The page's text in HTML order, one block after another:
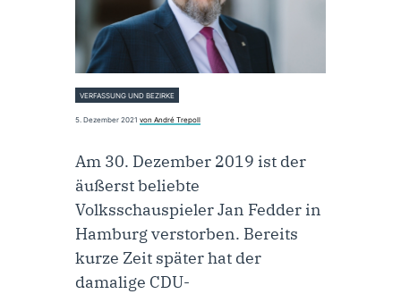
VERFASSUNG UND BEZIRKE
5. Dezember 2021 von André Trepoll
Am 30. Dezember 2019 ist der
äußerst beliebte
Volksschauspieler Jan Fedder in
Hamburg verstorben. Bereits
kurze Zeit später hat der
damalige CDU-